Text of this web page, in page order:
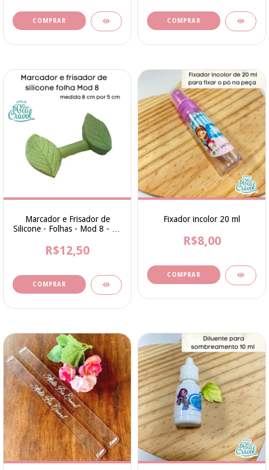
Marcador e Frisador de
Silicone - Folhas - Mod 8 - 08
Coleção Bia Cravol
R$12,50
Fixador incolor 20 ml
R$8,00